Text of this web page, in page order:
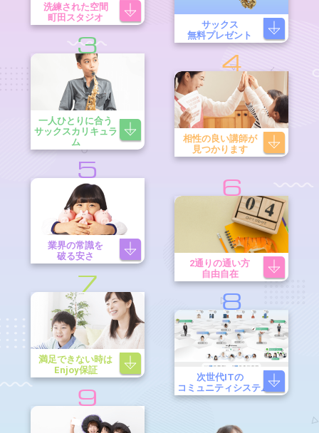
洗練された空間
町田スタジオ
サックス
無料プレゼント
3
一人ひとりに合う
サックスカリキュラ
ム
4
相性の良い講師が
見つかります
5
業界の常識を
破る安さ
6
2通りの通い方
自由自在
7
満足できない時は
Enjoy保証
8
次世代ITの
コミュニティシステム
9